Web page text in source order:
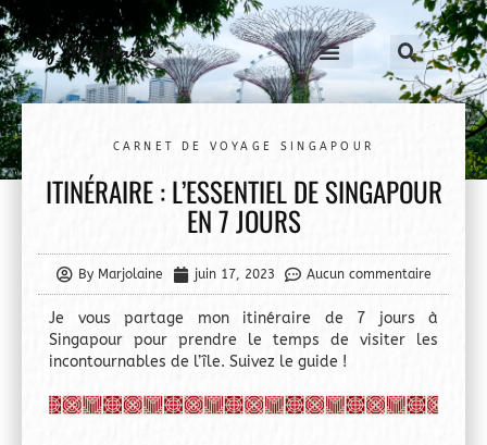
By Marjolaine
CARNET DE VOYAGE SINGAPOUR
ITINÉRAIRE : L’ESSENTIEL DE SINGAPOUR
EN 7 JOURS
By Marjolaine juin 17, 2023 Aucun commentaire
Je vous partage mon itinéraire de 7 jours à
Singapour pour prendre le temps de visiter les
incontournables de l’île. Suivez le guide !